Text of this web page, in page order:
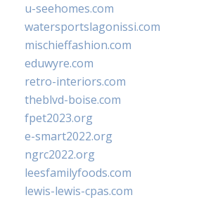
u-seehomes.com
watersportslagonissi.com
mischieffashion.com
eduwyre.com
retro-interiors.com
theblvd-boise.com
fpet2023.org
e-smart2022.org
ngrc2022.org
leesfamilyfoods.com
lewis-lewis-cpas.com